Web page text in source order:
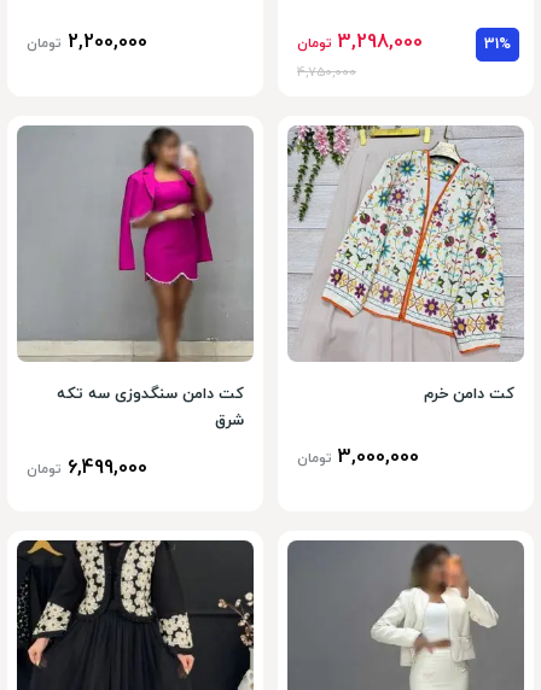
31%
3,298,000 تومان
4,750,000
2,200,000 تومان
کت دامن خرم
3,000,000 تومان
کت دامن سنگدوزی سه تکه
شرق
6,499,000 تومان